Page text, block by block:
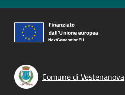
Comune di Vestenanova